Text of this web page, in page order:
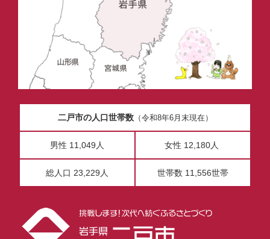
二戸市の人口世帯数（令和8年6月末現在）
男性 11,049人 女性 12,180人
総人口 23,229人 世帯数 11,556世帯